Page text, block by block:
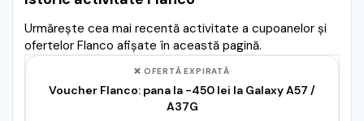
Urmărește cea mai recentă activitate a cupoanelor și
ofertelor Flanco afișate în această pagină.
❌ OFERTĂ EXPIRATĂ
Voucher Flanco: pana la -450 lei la Galaxy A57 /
A37G